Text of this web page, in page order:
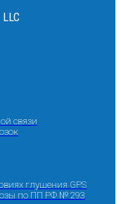
связи
глушения GPS
по ПП РФ № 293